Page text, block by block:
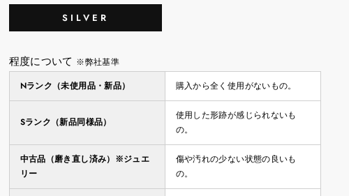
SILVER
程度について ※弊社基準
Nランク（未使用品・新品）
購入から全く使用がないもの。
Sランク（新品同様品）
使用した形跡が感じられないも
の。
中古品（磨き直し済み）※ジュエ
リー
傷や汚れの少ない状態の良いも
の。